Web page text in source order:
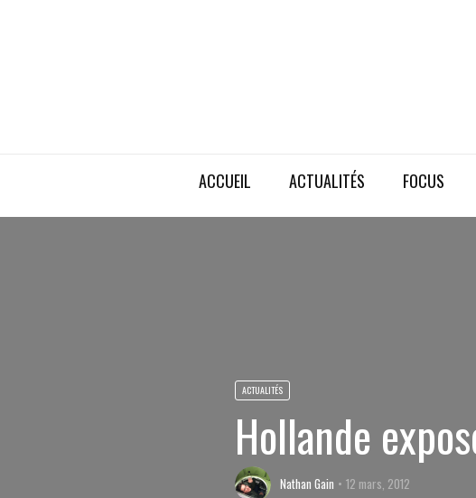
ACCUEIL ACTUALITÉS FOCUS
ACTUALITÉS
Hollande
Nathan Gain 12 mars, 2012